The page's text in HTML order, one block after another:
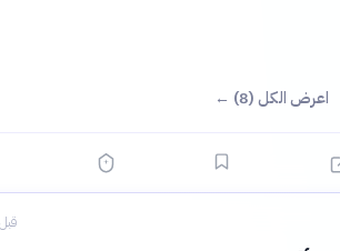
اعرض الكل (8) ←
قبل 3